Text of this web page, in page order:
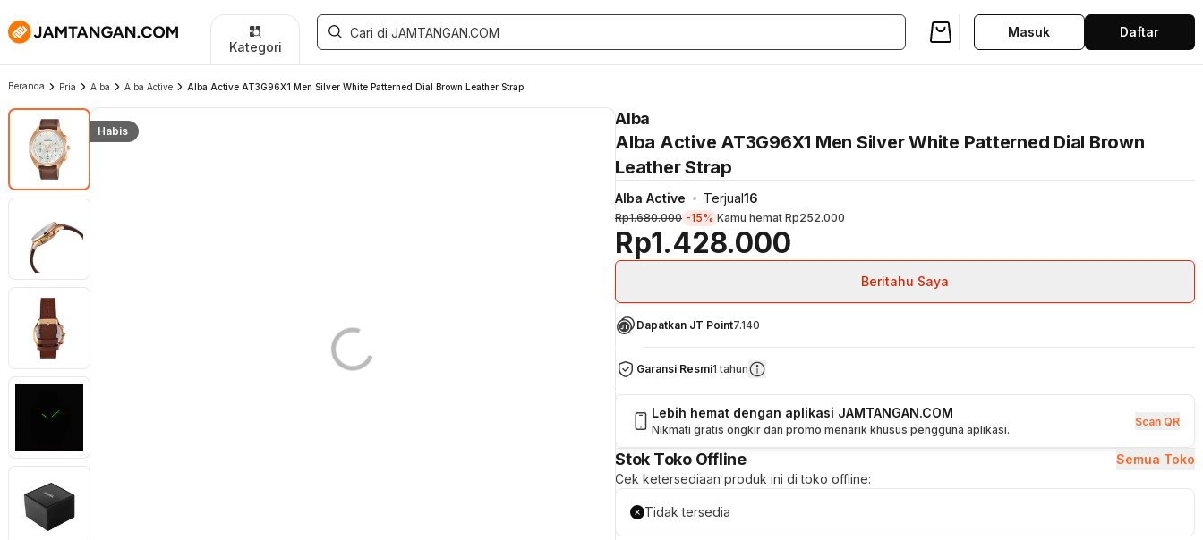
Kategori
Masuk Daftar
Beranda Pria Alba Alba Active Alba Active AT3G96X1 Men Silver White Patterned Dial Brown Leather Strap
Habis
Alba
Alba Active AT3G96X1 Men Silver White Patterned Dial Brown
Leather Strap
Alba Active Terjual16
Rp1.428.000
Rp1.680.000 -15% Kamu hemat Rp252.000
Beritahu Saya
Dapatkan JT Point7.140
Garansi Resmi1 tahun
Lebih hemat dengan aplikasi JAMTANGAN.COM
Nikmati gratis ongkir dan promo menarik khusus pengguna aplikasi.
Scan QR
Stok Toko Offline
Semua Toko
Cek ketersediaan produk ini di toko offline:
Tidak tersedia